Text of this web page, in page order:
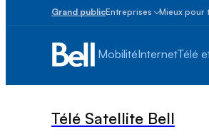
Grand publicEntreprises
entreprises
100
Moyennes
Mieux pour
MobilitéInternetTélé
Télé Satellite Bell